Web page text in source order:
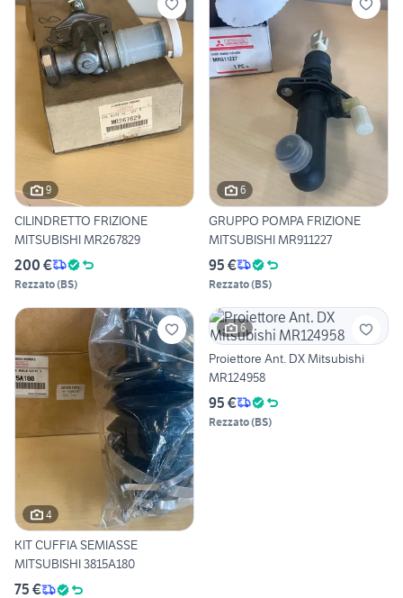
9
CILINDRETTO FRIZIONE
MITSUBISHI MR267829
200 €
Rezzato(BS)
6
GRUPPO POMPA FRIZIONE
MITSUBISHI MR911227
95 €
Rezzato(BS)
4
KIT CUFFIA SEMIASSE
MITSUBISHI 3815A180
75 €
6
Proiettore Ant. DX Mitsubishi
MR124958
95 €
Rezzato(BS)